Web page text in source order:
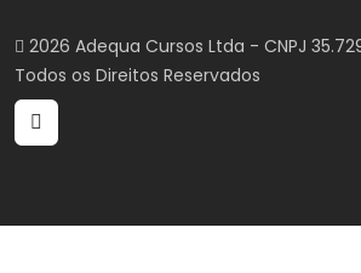
2026 Adequa Cursos Ltda - CNPJ
Todos os Direitos Reservados